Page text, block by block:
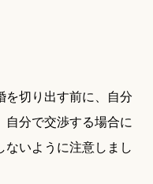
を切り出す前に、自分
分で交渉する場合に
いように注意しまし